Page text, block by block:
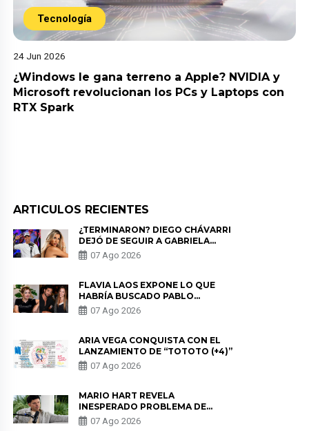
Tecnología
24 Jun 2026
¿Windows le gana terreno a Apple? NVIDIA y
Microsoft revolucionan los PCs y Laptops con
RTX Spark
ARTICULOS RECIENTES
¿TERMINARON? DIEGO CHÁVARRI
DEJÓ DE SEGUIR A GABRIELA
HERRERA Y ANUNCIA SU SALIDA
DE PÓDCAST
07 Ago 2026
FLAVIA LAOS EXPONE LO QUE
HABRÍA BUSCADO PABLO
HEREDIA CON ALE FULLER: “UNA
DE LAS PARTES QUERÍA EL
07 Ago 2026
ARIA VEGA CONQUISTA CON EL
LANZAMIENTO DE “TOTOTO (+4)”
07 Ago 2026
MARIO HART REVELA
INESPERADO PROBLEMA DE
SALUD ANTES DE SEPARARSE DE
KORINA: “ME ENCONTRARON UN
07 Ago 2026